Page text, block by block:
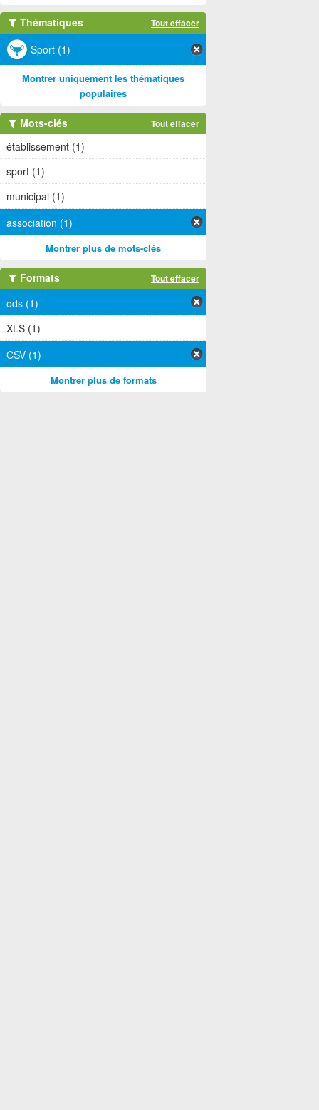
Thématiques Tout effacer
Sport (1)
Montrer uniquement les thématiques
populaires
Mots-clés Tout effacer
établissement (1)
sport (1)
municipal (1)
association (1)
Montrer plus de mots-clés
Formats Tout effacer
ods (1)
XLS (1)
CSV (1)
Montrer plus de formats